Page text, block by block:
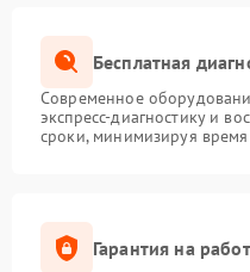
Бесплатная
Современное
экспресс-диагностику и
сроки, минимизируя время
Гарантия на